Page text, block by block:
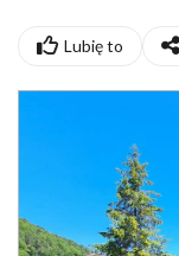
Lubię to